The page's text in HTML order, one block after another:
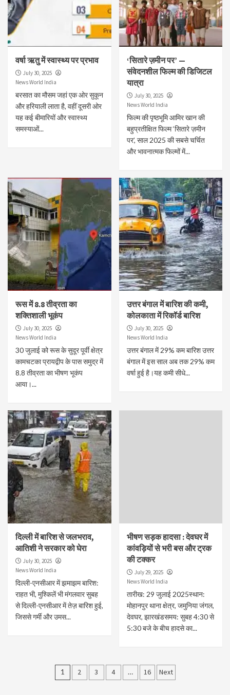
वर्षा ऋतु में स्वास्थ्य पर प्रभाव
July 30, 2025
News World India
बरसात का मौसम जहां एक ओर सुकून
और हरियाली लाता है, वहीं दूसरी ओर
यह कई बीमारियों और स्वास्थ्य
समस्याओं...
‘सितारे ज़मीन पर’ —
संवेदनशील फिल्म की डिजिटल
यात्रा
July 30, 2025
News World India
फिल्म की पृष्ठभूमि आमिर खान की
बहुप्रतीक्षित फिल्म ‘सितारे ज़मीन
पर’, साल 2025 की सबसे चर्चित
और भावनात्मक फिल्मों में...
रूस में 8.8 तीव्रता का
शक्तिशाली भूकंप
July 30, 2025
News World India
30 जुलाई को रूस के सुदूर पूर्वी क्षेत्र
कामचटका प्रायद्वीप के पास समुद्र में
8.8 तीव्रता का भीषण भूकंप
आया।...
उत्तर बंगाल में बारिश की कमी,
कोलकाता में रिकॉर्ड बारिश
July 30, 2025
News World India
उत्तर बंगाल में 29% कम बारिश उत्तर
बंगाल में इस साल अब तक 29% कम
वर्षा हुई है।यह कमी सीधे...
दिल्ली में बारिश से जलभराव,
आतिशी ने सरकार को घेरा
July 30, 2025
News World India
दिल्ली-एनसीआर में झमाझम बारिश:
राहत भी, मुश्किलें भी मंगलवार सुबह
से दिल्ली-एनसीआर में तेज़ बारिश हुई,
जिससे गर्मी और उमस...
भीषण सड़क हादसा : देवघर में
कांवड़ियों से भरी बस और ट्रक
की टक्कर
July 29, 2025
News World India
तारीख: 29 जुलाई 2025स्थान:
मोहानपुर थाना क्षेत्र, जमुनिया जंगल,
देवघर, झारखंडसमय: सुबह 4:30 से
5:30 बजे के बीच हादसे का...
Posts
1 2 3 4 … 16 Next